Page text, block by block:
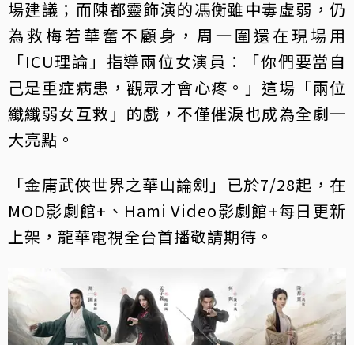
場建議；而陳都靈飾演的馮衡雖中毒虛弱，仍
為救梅若華奮不顧身，周一圍還在現場用
「ICU理論」指導兩位女演員：「你們要當自
己是重症病患，觀眾才會心疼。」這場「兩位
纖纖弱女互救」的戲，不僅催淚也成為全劇一
大亮點。
「金庸武俠世界之華山論劍」已於7/28起，在
MOD影劇館+、Hami Video影劇館+每日更新
上架，龍華電視全台首播敬請期待。